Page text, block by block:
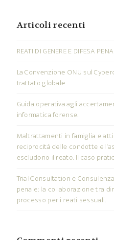
Articoli recenti
REATI DI GENERE E DIFESA
La Convenzione ONU sul
trattato globale
Guida operativa agli
informatica forense.
Maltrattamenti in famiglia e
reciprocità delle condotte e
escludono il reato. Il caso
Trial Consultation e
penale: la collaborazione tra
processo per i reati sessuali.